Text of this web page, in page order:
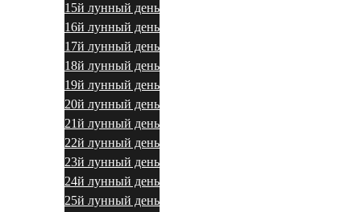
15й лунный день
16й лунный день
17й лунный день
18й лунный день
19й лунный день
20й лунный день
21й лунный день
22й лунный день
23й лунный день
24й лунный день
25й лунный день